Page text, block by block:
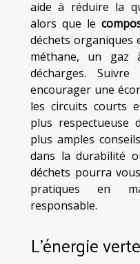
aide à réduire la
alors que le
déchets organiques
méthane, un gaz
décharges.
encourager une
les circuits courts
plus respectueuse
plus amples
dans la durabilité
déchets pourra
pratiques en
responsable.
L'énergie